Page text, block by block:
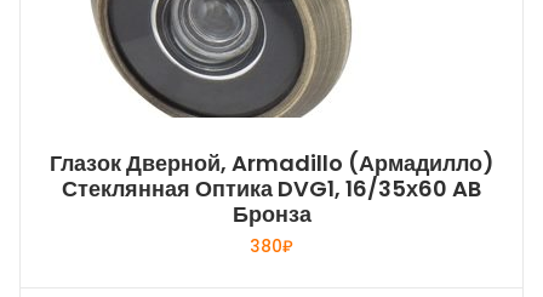
Глазок Дверной, Armadillo (Армадилло)
Стеклянная Оптика DVG1, 16/35х60 AB
Бронза
380₽